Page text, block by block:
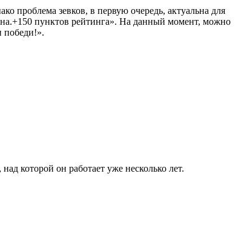
проблема зевков, в первую очередь, актуальна для
пунктов рейтинга». На данный момент, можно
победи!».
которой он работает уже несколько лет.